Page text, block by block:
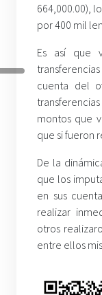
664,000.00),
por 400 mil
Es así que
cuenta del
montos que
que si fueron
De la
que los
en sus
realizar
otros
entre ellos